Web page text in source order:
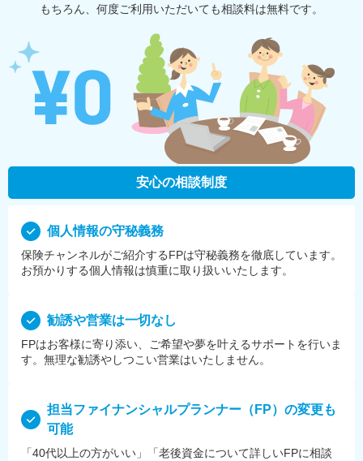
もちろん、何度ご利⽤いただいても相談料は無料です。
安心の相談制度
個⼈情報の守秘義務
保険チャンネルがご紹介するFPは守秘義務を徹底しています。
お預かりする個⼈情報は慎重に取り扱いいたします。
勧誘や営業は⼀切なし
FPはお客様に寄り添い、ご希望や夢を叶えるサポートを⾏いま
す。無理な勧誘やしつこい営業はいたしません。
担当ファイナンシャルプランナー（FP）の変更も
可能
「40代以上の方がいい」「老後資金について詳しいFPに相談